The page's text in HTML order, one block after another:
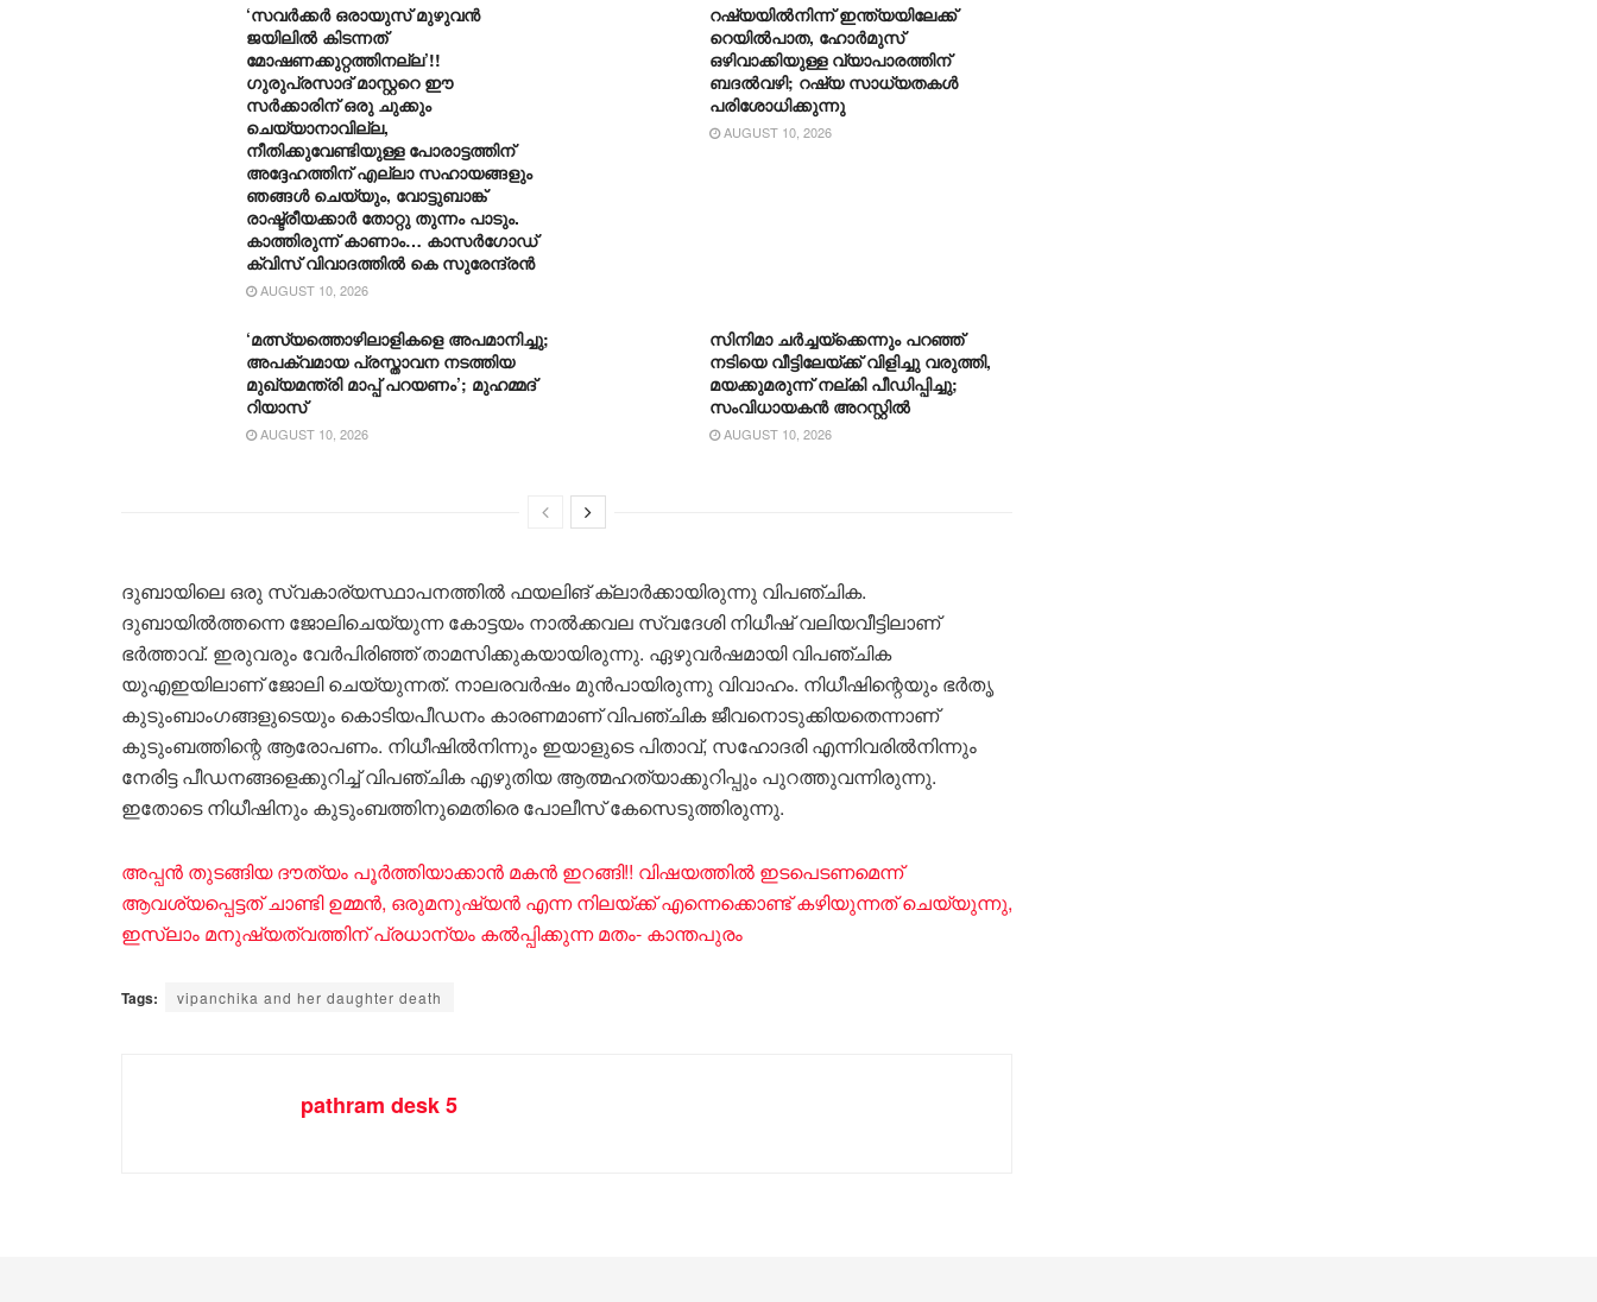
‘സവർക്കർ ഒരായുസ് മുഴുവൻ
ജയിലിൽ കിടന്നത്
മോഷണക്കുറ്റത്തിനല്ല’!!
ഗുരുപ്രസാദ് മാസ്റ്ററെ ഈ
സർക്കാരിന് ഒരു ചുക്കും
ചെയ്യാനാവില്ല,
നീതിക്കുവേണ്ടിയുള്ള പോരാട്ടത്തിന്
അദ്ദേഹത്തിന് എല്ലാ സഹായങ്ങളും
ഞങ്ങൾ ചെയ്യും, വോട്ടുബാങ്ക്
രാഷ്ട്രീയക്കാർ തോറ്റു തുന്നം പാടും.
കാത്തിരുന്ന് കാണാം… കാസർഗോഡ്
ക്വിസ് വിവാദത്തിൽ കെ സുരേന്ദ്രൻ
AUGUST 10, 2026
റഷ്യയിൽനിന്ന് ഇന്ത്യയിലേക്ക്
റെയിൽപാത, ഹോർമുസ്
ഒഴിവാക്കിയുള്ള വ്യാപാരത്തിന്
ബദൽവഴി; റഷ്യ സാധ്യതകൾ
പരിശോധിക്കുന്നു
AUGUST 10, 2026
‘മത്സ്യത്തൊഴിലാളികളെ അപമാനിച്ചു;
അപക്വമായ പ്രസ്താവന നടത്തിയ
മുഖ്യമന്ത്രി മാപ്പ് പറയണം’; മുഹമ്മദ്
റിയാസ്
AUGUST 10, 2026
സിനിമാ ചർച്ചയ്ക്കെന്നും പറഞ്ഞ്
നടിയെ വീട്ടിലേയ്ക്ക് വിളിച്ചു വരുത്തി,
മയക്കുമരുന്ന് നല്കി പീഡിപ്പിച്ചു;
സംവിധായകൻ അറസ്റ്റിൽ
AUGUST 10, 2026
ദുബായിലെ ഒരു സ്വകാര്യസ്ഥാപനത്തിൽ ഫയലിങ് ക്ലാർക്കായിരുന്നു വിപഞ്ചിക.
ദുബായിൽത്തന്നെ ജോലിചെയ്യുന്ന കോട്ടയം നാൽക്കവല സ്വദേശി നിധീഷ് വലിയവീട്ടിലാണ്
ഭർത്താവ്. ഇരുവരും വേർപിരിഞ്ഞ് താമസിക്കുകയായിരുന്നു. ഏഴുവർഷമായി വിപഞ്ചിക
യുഎഇയിലാണ് ജോലി ചെയ്യുന്നത്. നാലരവർഷം മുൻപായിരുന്നു വിവാഹം. നിധീഷിന്റെയും ഭർതൃ
കുടുംബാംഗങ്ങളുടെയും കൊടിയപീഡനം കാരണമാണ് വിപഞ്ചിക ജീവനൊടുക്കിയതെന്നാണ്
കുടുംബത്തിന്റെ ആരോപണം. നിധീഷിൽനിന്നും ഇയാളുടെ പിതാവ്, സഹോദരി എന്നിവരിൽനിന്നും
നേരിട്ട പീഡനങ്ങളെക്കുറിച്ച് വിപഞ്ചിക എഴുതിയ ആത്മഹത്യാക്കുറിപ്പും പുറത്തുവന്നിരുന്നു.
ഇതോടെ നിധീഷിനും കുടുംബത്തിനുമെതിരെ പോലീസ് കേസെടുത്തിരുന്നു.
അപ്പൻ തുടങ്ങിയ ദൗത്യം പൂർത്തിയാക്കാൻ മകൻ ഇറങ്ങി!! വിഷയത്തിൽ ഇടപെടണമെന്ന്
ആവശ്യപ്പെട്ടത് ചാണ്ടി ഉമ്മൻ, ഒരുമനുഷ്യൻ എന്ന നിലയ്ക്ക് എന്നെക്കൊണ്ട് കഴിയുന്നത് ചെയ്യുന്നു,
ഇസ്ലാം മനുഷ്യത്വത്തിന് പ്രധാന്യം കൽപ്പിക്കുന്ന മതം- കാന്തപുരം
Tags: vipanchika and her daughter death
pathram desk 5